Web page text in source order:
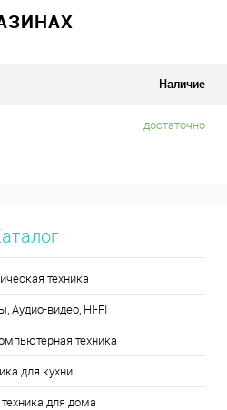
Наличие
достаточно
техника
Аудио-видео, HI-FI
техника
для кухни
для дома